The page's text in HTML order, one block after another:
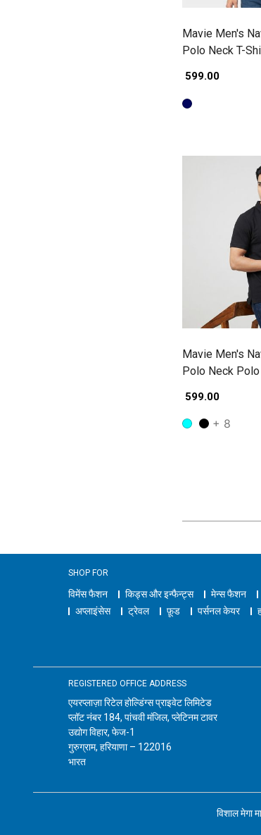
Mavie Men's
Polo Neck T-
₹ 599.00
Mavie Men's
Polo Neck Polo
₹ 599.00
+ 8
SHOP FOR
विमेंस फैशन किड्स और इन्फैन्ट्स मेन्स फैशन
अप्लाइंसेस
ट्रेवल फ़ूड पर्सनल केयर
REGISTERED OFFICE ADDRESS
एयरप्लाज़ा रिटेल होल्डिंग्स प्राइवेट लिमिटेड
प्लॉट नंबर 184, पांचवी मंजिल, प्लेटिनम टावर
उद्योग विहार, फेज-1
गुरुग्राम, हरियाणा – 122016
भारत
विशाल मेगा